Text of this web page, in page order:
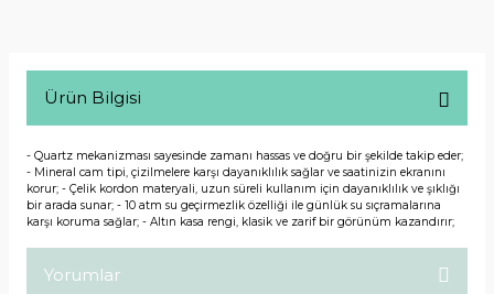
Ürün Bilgisi
- Quartz mekanizması sayesinde zamanı hassas ve doğru bir şekilde takip eder;
- Mineral cam tipi, çizilmelere karşı dayanıklılık sağlar ve saatinizin ekranını
korur; - Çelik kordon materyali, uzun süreli kullanım için dayanıklılık ve şıklığı
bir arada sunar; - 10 atm su geçirmezlik özelliği ile günlük su sıçramalarına
karşı koruma sağlar; - Altın kasa rengi, klasik ve zarif bir görünüm kazandırır;
Yorumlar